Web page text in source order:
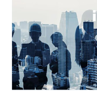
养老